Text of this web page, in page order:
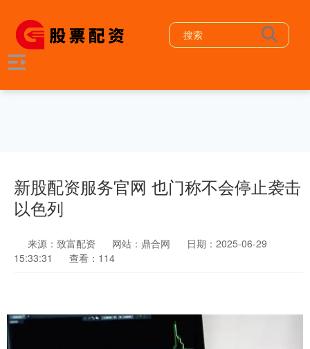
新股配资服务官网 也门称不会停止袭击
以色列
来源：致富配资 网站：鼎合网
日期：2025-06-29
15:33:31
查看：114